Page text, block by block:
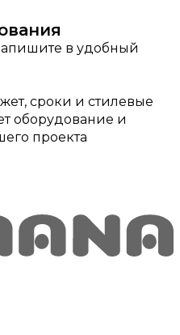
в удобный
сроки и стилевые
оборудование и
проекта